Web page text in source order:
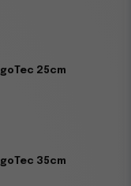
25cm
35cm